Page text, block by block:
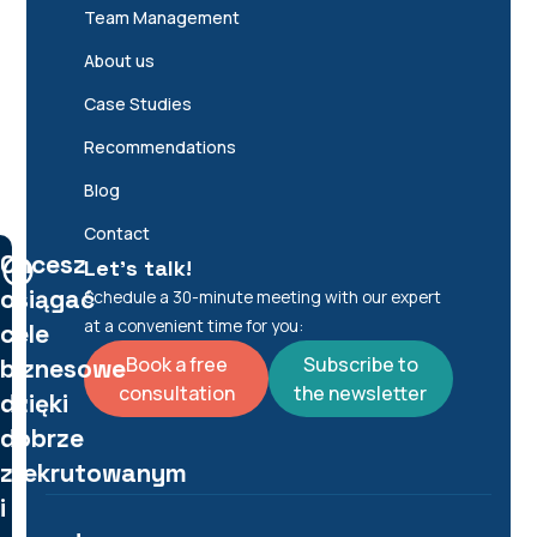
Team Management
About us
Case Studies
Recommendations
Blog
Contact
Let's talk!
Schedule a 30-minute meeting with our expert
at a convenient time for you:
Book a free
consultation
Subscribe to
the newsletter
Chcesz
osiągać
cele
biznesowe
dzięki
dobrze
zrekrutowanym
i